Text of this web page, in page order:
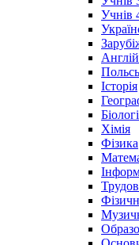
Учнів
Історія
Хімія
Фізика